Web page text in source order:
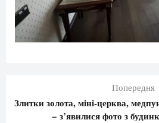
Попередня
Злитки золота, міні-церква,
− з’явилися фото з